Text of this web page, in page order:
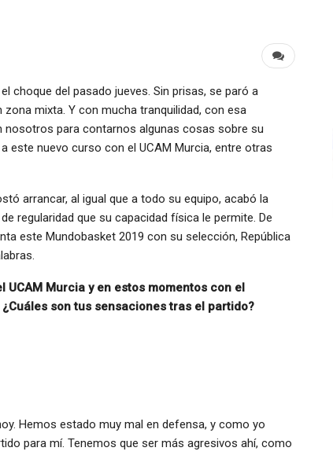
choque del pasado jueves. Sin prisas, se paró a
mixta. Y con mucha tranquilidad, con esa
nosotros para contarnos algunas cosas sobre su
este nuevo curso con el UCAM Murcia, entre otras
arrancar, al igual que a todo su equipo, acabó la
regularidad que su capacidad física le permite. De
este Mundobasket 2019 con su selección, República
UCAM Murcia y en estos momentos con el
son tus sensaciones tras el partido?
Hemos estado muy mal en defensa, y como yo
para mí. Tenemos que ser más agresivos ahí, como